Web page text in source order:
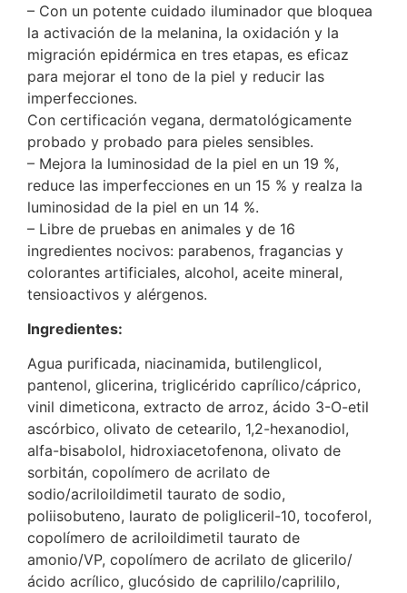
– Con un potente cuidado iluminador que bloquea
la activación de la melanina, la oxidación y la
migración epidérmica en tres etapas, es eficaz
para mejorar el tono de la piel y reducir las
imperfecciones.
Con certificación vegana, dermatológicamente
probado y probado para pieles sensibles.
– Mejora la luminosidad de la piel en un 19 %,
reduce las imperfecciones en un 15 % y realza la
luminosidad de la piel en un 14 %.
– Libre de pruebas en animales y de 16
ingredientes nocivos: parabenos, fragancias y
colorantes artificiales, alcohol, aceite mineral,
tensioactivos y alérgenos.
Ingredientes:
Agua purificada, niacinamida, butilenglicol,
pantenol, glicerina, triglicérido caprílico/cáprico,
vinil dimeticona, extracto de arroz, ácido 3-O-etil
ascórbico, olivato de cetearilo, 1,2-hexanodiol,
alfa-bisabolol, hidroxiacetofenona, olivato de
sorbitán, copolímero de acrilato de
sodio/acriloildimetil taurato de sodio,
poliisobuteno, laurato de poligliceril-10, tocoferol,
copolímero de acriloildimetil taurato de
amonio/VP, copolímero de acrilato de glicerilo/
ácido acrílico, glucósido de caprililo/caprililo,